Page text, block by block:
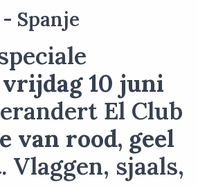
Spanje
vrijdag 10 juni
El Club
van rood, geel
. Vlaggen, sjaals,